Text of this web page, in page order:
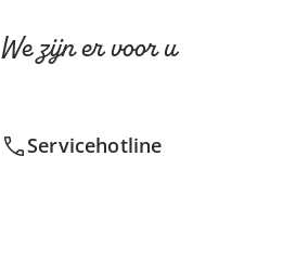
We zijn er voor u
Servicehotline